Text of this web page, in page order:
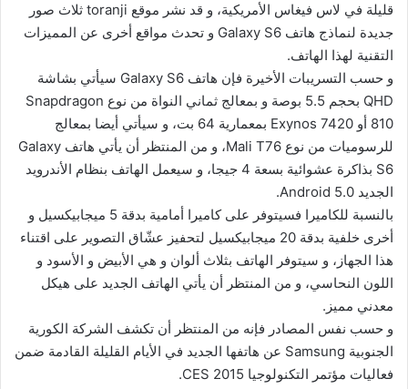
قليلة في لاس فيغاس الأمريكية، و قد نشر موقع toranji ثلاث صور
جديدة لنماذج هاتف Galaxy S6 و تحدث مواقع أخرى عن المميزات
التقنية لهذا الهاتف.
و حسب التسريبات الأخيرة فإن هاتف Galaxy S6 سيأتي بشاشة
QHD بحجم 5.5 بوصة و بمعالج ثماني النواة من نوع Snapdragon
810 أو Exynos 7420 بمعمارية 64 بت، و سيأتي أيضا بمعالج
للرسوميات من نوع Mali T76، و من المنتظر أن يأتي هاتف Galaxy
S6 بذاكرة عشوائية بسعة 4 جيجا، و سيعمل الهاتف بنظام الأندرويد
الجديد Android 5.0.
بالنسبة للكاميرا فسيتوفر على كاميرا أمامية بدقة 5 ميجابيكسيل و
أخرى خلفية بدقة 20 ميجابيكسيل لتحفيز عشّاق التصوير على اقتناء
هذا الجهاز، و سيتوفر الهاتف بثلاث ألوان و هي الأبيض و الأسود و
اللون النحاسي، و من المنتظر أن يأتي الهاتف الجديد على هيكل
معدني مميز.
و حسب نفس المصادر فإنه من المنتظر أن تكشف الشركة الكورية
الجنوبية Samsung عن هاتفها الجديد في الأيام القليلة القادمة ضمن
فعاليات مؤتمر التكنولوجيا CES 2015.